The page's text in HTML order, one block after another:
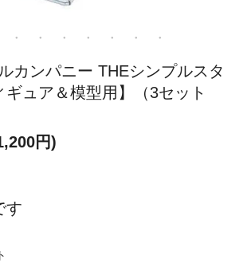
カンパニー THEシンプルスタ
ギュア＆模型用】（3セット
円)
す